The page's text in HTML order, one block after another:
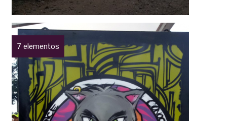
7 elementos